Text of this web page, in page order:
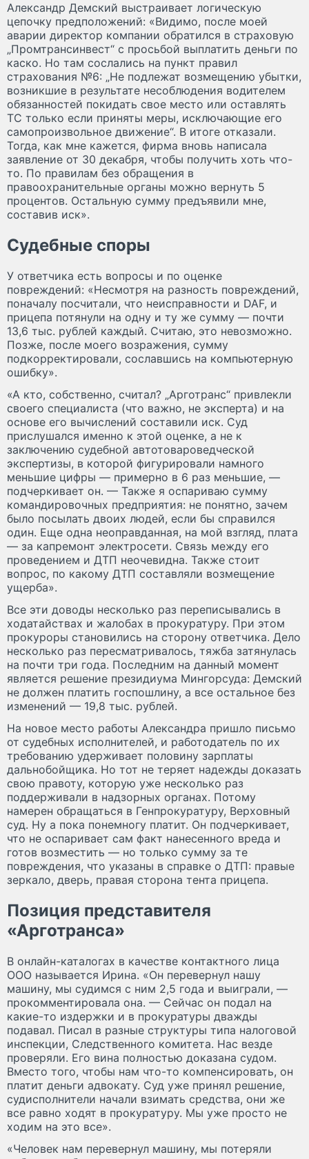
Александр Демский выстраивает логическую
цепочку предположений: «Видимо, после моей
аварии директор компании обратился в страховую
„Промтрансинвест“ с просьбой выплатить деньги по
каско. Но там сослались на пункт правил
страхования №6: „Не подлежат возмещению убытки,
возникшие в результате несоблюдения водителем
обязанностей покидать свое место или оставлять
ТС только если приняты меры, исключающие его
самопроизвольное движение“. В итоге отказали.
Тогда, как мне кажется, фирма вновь написала
заявление от 30 декабря, чтобы получить хоть что-
то. По правилам без обращения в
правоохранительные органы можно вернуть 5
процентов. Остальную сумму предъявили мне,
составив иск».
Судебные споры
У ответчика есть вопросы и по оценке
повреждений: «Несмотря на разность повреждений,
поначалу посчитали, что неисправности и DAF, и
прицепа потянули на одну и ту же сумму — почти
13,6 тыс. рублей каждый. Считаю, это невозможно.
Позже, после моего возражения, сумму
подкорректировали, сославшись на компьютерную
ошибку».
«А кто, собственно, считал? „Арготранс“ привлекли
своего специалиста (что важно, не эксперта) и на
основе его вычислений составили иск. Суд
прислушался именно к этой оценке, а не к
заключению судебной автотовароведческой
экспертизы, в которой фигурировали намного
меньшие цифры — примерно в 6 раз меньшие, —
подчеркивает он. — Также я оспариваю сумму
командировочных предприятия: не понятно, зачем
было посылать двоих людей, если бы справился
один. Еще одна неоправданная, на мой взгляд, плата
— за капремонт электросети. Связь между его
проведением и ДТП неочевидна. Также стоит
вопрос, по какому ДТП составляли возмещение
ущерба».
Все эти доводы несколько раз переписывались в
ходатайствах и жалобах в прокуратуру. При этом
прокуроры становились на сторону ответчика. Дело
несколько раз пересматривалось, тяжба затянулась
на почти три года. Последним на данный момент
является решение президиума Мингорсуда: Демский
не должен платить госпошлину, а все остальное без
изменений — 19,8 тыс. рублей.
На новое место работы Александра пришло письмо
от судебных исполнителей, и работодатель по их
требованию удерживает половину зарплаты
дальнобойщика. Но тот не теряет надежды доказать
свою правоту, которую уже несколько раз
поддерживали в надзорных органах. Потому
намерен обращаться в Генпрокуратуру, Верховный
суд. Ну а пока понемногу платит. Он подчеркивает,
что не оспаривает сам факт нанесенного вреда и
готов возместить — но только сумму за те
повреждения, что указаны в справке о ДТП: правые
зеркало, дверь, правая сторона тента прицепа.
Позиция представителя
«Арготранса»
В онлайн-каталогах в качестве контактного лица
ООО называется Ирина. «Он перевернул нашу
машину, мы судимся с ним 2,5 года и выиграли, —
прокомментировала она. — Сейчас он подал на
какие-то издержки и в прокуратуры дважды
подавал. Писал в разные структуры типа налоговой
инспекции, Следственного комитета. Нас везде
проверяли. Его вина полностью доказана судом.
Вместо того, чтобы нам что-то компенсировать, он
платит деньги адвокату. Суд уже принял решение,
судисполнители начали взимать средства, они же
все равно ходят в прокуратуру. Мы уже просто не
ходим на это все».
«Человек нам перевернул машину, мы потеряли